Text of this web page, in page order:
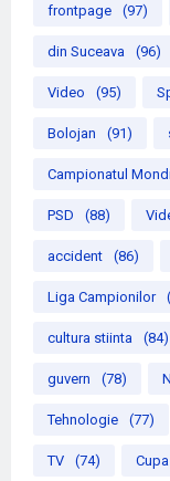
frontpage (97)
din Suceava (96)
Video (95)
Bolojan (91)
Campionatul
PSD (88)
accident (86)
Liga Campionilor
cultura stiinta (84)
guvern (78)
Tehnologie (77)
TV (74) Cupa